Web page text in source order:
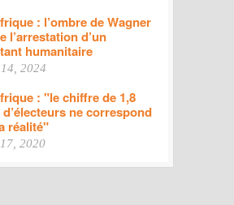
: l’ombre de Wagner
l’arrestation d’un
humanitaire
2024
: "le chiffre de 1,8
ne correspond
réalité"
2020